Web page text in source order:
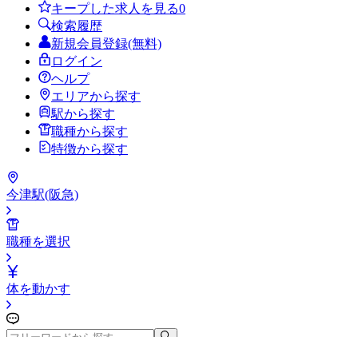
キープした求人を見る0
検索履歴
新規会員登録(無料)
ログイン
ヘルプ
エリアから探す
駅から探す
職種から探す
特徴から探す
今津駅(阪急)
職種を選択
体を動かす